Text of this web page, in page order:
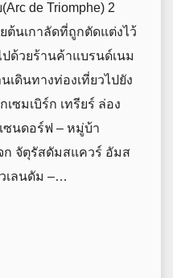
de Triomphe) 2
ต้นเกาลัดที่ถูกตัดแต่งไว้
ด้วยร้านค้าแบรนด์เนม
เดินทางท่องเที่ยวไปยัง
ซมเบิร์ก เทรียร์ ล่อง
ซนดอร์ฟ – หมู่บ้า
ก จัตุรัสดัมสแควร์ อัมส
เลนดัม –…